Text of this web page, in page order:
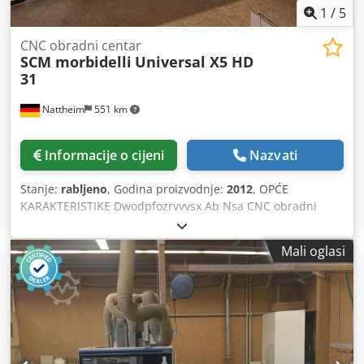
korisnicima, dostupni su kao opcija. Dodpfezr H I Asx Ab
Newa
1 / 5
Nattheim 551 km
CNC obradni centar
SCM morbidelli Universal X5 HD
31
Informacije o cijeni Nazvati
Stanje: rabljeno, Godina proizvodnje: 2012, OPĆE
KARAKTERISTIKE Dwodpfozrvvvsx Ab Nsa CNC obradni
centar s fiksnim strojnim stolom i pokretnim nosačem
agregata u portalnoj izvedbi za bušenje i glodanje ploča od
različitih materijala (iверne ploče, MDF, masivno drvo,
plastika itd.). KONSTRUKCIJA STROJA Osnovna konstrukcija
je monolitna, izrađena od čelične konstrukcije s debelim
stijenkama. Konstrukcija je dodatno ojačana zavarenim
elementima preko cijele površine strojne podloge, što je
čini iznimno stabilnom. Primjenjen oblik stola, s velikom
bazom, ključan je za osiguranje trajne preciznosti i
Mali oglasi